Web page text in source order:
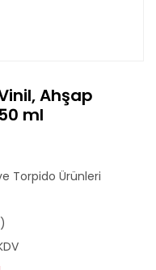
Ahşap
ml
Torpido Ürünleri